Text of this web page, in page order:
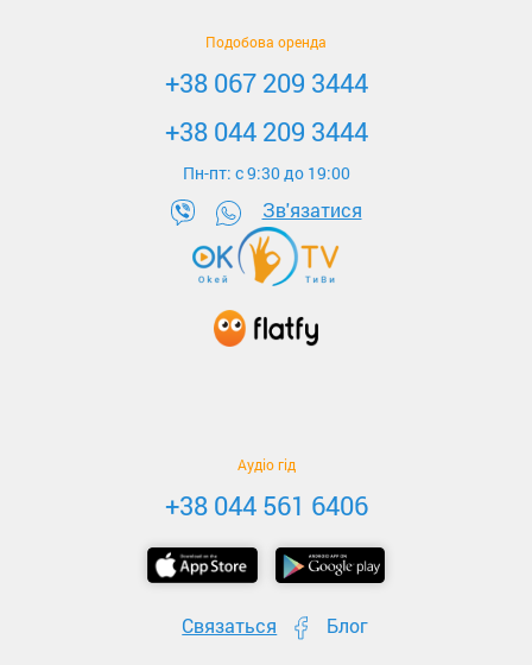
Подобова оренда
+38 067 209 3444
+38 044 209 3444
Пн-пт: c 9:30 до 19:00
Зв'язатися
Аудіо гід
+38 044 561 6406
Связаться Блог